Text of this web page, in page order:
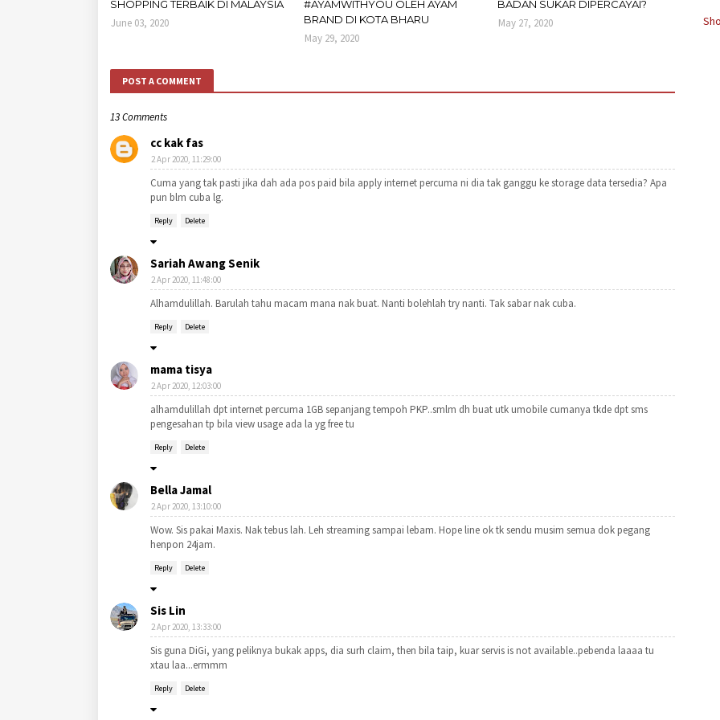
SHOPPING TERBAIK DI MALAYSIA
June 03, 2020
#AYAMWITHYOU OLEH AYAM
BRAND DI KOTA BHARU
May 29, 2020
BADAN SUKAR DIPERCAYAI?
May 27, 2020
POST A COMMENT
13 Comments
cc kak fas
2 Apr 2020, 11:29:00
Cuma yang tak pasti jika dah ada pos paid bila apply internet percuma ni dia tak ganggu ke storage data tersedia? Apa
pun blm cuba lg.
Reply Delete
Sariah Awang Senik
2 Apr 2020, 11:48:00
Alhamdulillah. Barulah tahu macam mana nak buat. Nanti bolehlah try nanti. Tak sabar nak cuba.
Reply Delete
mama tisya
2 Apr 2020, 12:03:00
alhamdulillah dpt internet percuma 1GB sepanjang tempoh PKP..smlm dh buat utk umobile cumanya tkde dpt sms
pengesahan tp bila view usage ada la yg free tu
Reply Delete
Bella Jamal
2 Apr 2020, 13:10:00
Wow. Sis pakai Maxis. Nak tebus lah. Leh streaming sampai lebam. Hope line ok tk sendu musim semua dok pegang
henpon 24jam.
Reply Delete
Sis Lin
2 Apr 2020, 13:33:00
Sis guna DiGi, yang peliknya bukak apps, dia surh claim, then bila taip, kuar servis is not available..pebenda laaaa tu
xtau laa...ermmm
Reply Delete